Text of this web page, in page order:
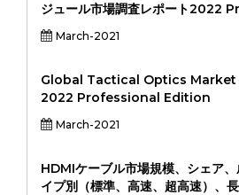
OEM）、地域分析、2024-2031
ジュール市場調査レポート2022
Edition
March-2021
Global Tactical Optics
2022 Professional Edition
March-2021
HDMIケーブル市場規模、シェア
イプ別（標準、高速、超高速）、